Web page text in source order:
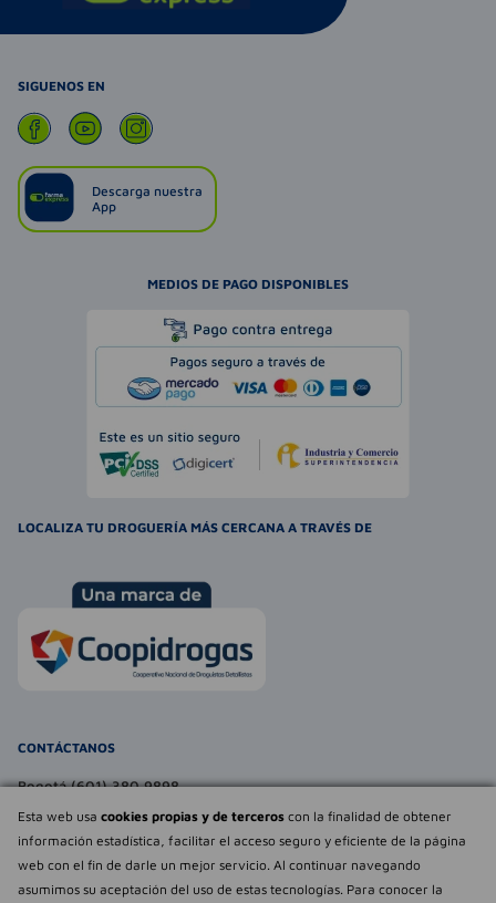
Esta web usa cookies propias y de terceros con la finalidad de obtener
información estadística, facilitar el acceso seguro y eficiente de la página
web con el fin de darle un mejor servicio. Al continuar navegando
asumimos su aceptación del uso de estas tecnologías. Para conocer la
SIGUENOS EN
Descarga nuestra
App
MEDIOS DE PAGO DISPONIBLES
LOCALIZA TU DROGUERÍA MÁS CERCANA A TRAVÉS DE
CONTÁCTANOS
Bogotá (601) 380 9898
atencionalcliente@farmaexpress.com
TE PUEDE INTERESAR
NOSOTROS